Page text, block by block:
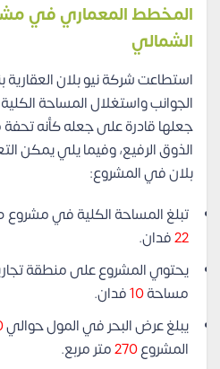
الشمالي
استطاعت شركة نيو بلان
الجوانب واستغلال المساحة
جعلها قادرة على جعله كأنه
الذوق الرفيع، وفيما يلي يمكن
بلان في المشروع:
تبلغ المساحة الكلية في
22فدان.
يحتوي المشروع على منطقة
مساحة10فدان.
يبلغ عرض البحر في المول حوالي
المشروع270متر مربع.